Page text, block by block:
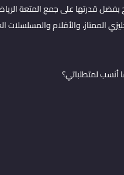
قدرتها على جمع المتعة
الممتاز، والأفلام والمسلسلات